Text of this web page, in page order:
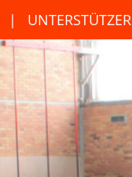
UNTERSTÜTZER